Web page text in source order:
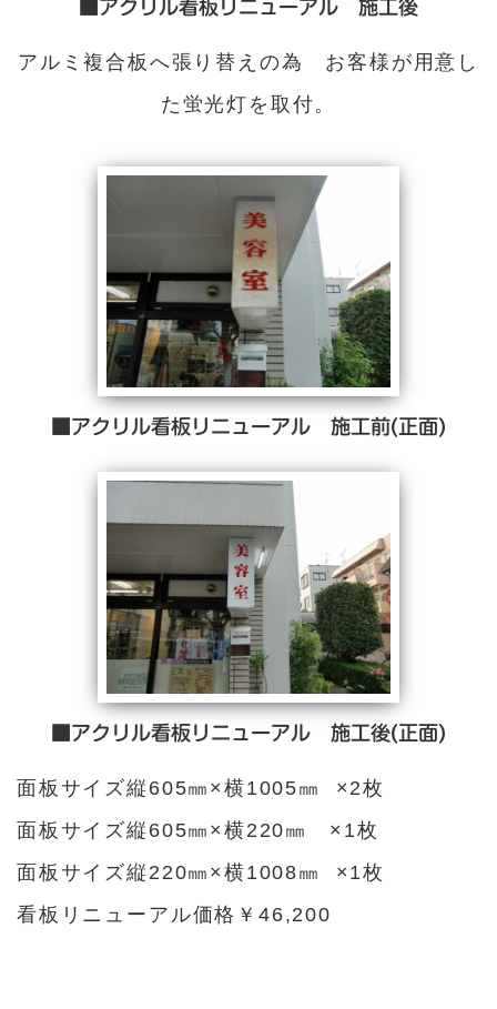
■アクリル看板リニューアル 施工後
アルミ複合板へ張り替えの為 お客様が用意し
た蛍光灯を取付。
■アクリル看板リニューアル 施工前(正面)
■アクリル看板リニューアル 施工後(正面)
面板サイズ縦605㎜×横1005㎜ ×2枚
面板サイズ縦605㎜×横220㎜ ×1枚
面板サイズ縦220㎜×横1008㎜ ×1枚
看板リニューアル価格￥46,200